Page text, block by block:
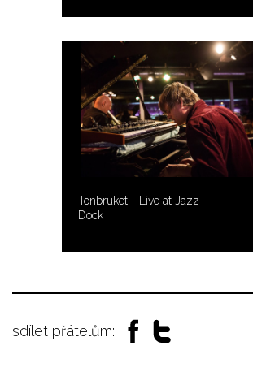
Tonbruket - Live at Jazz
Dock
sdílet přátelům: